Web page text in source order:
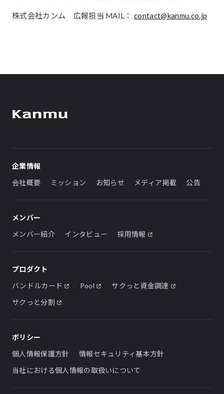
株式会社カンム 広報担当 MAIL：contact@kanmu.co.jp
企業情報
会社概要
ミッション お知らせ メディア掲載 公告
メンバー
メンバー紹介
インタビュー 採用情報
プロダクト
バンドルカード
Pool
サクっと資金調達
サクっと分割
ポリシー
個人情報保護方針
情報セキュリティ基本方針
当社における個人情報の取扱いについて